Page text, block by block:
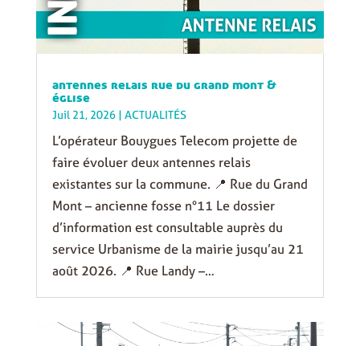
antennes relais rue du grand mont &
église
Juil 21, 2026| ACTUALITÉS
L’opérateur Bouygues Telecom projette de
faire évoluer deux antennes relais
existantes sur la commune. 📍 Rue du Grand
Mont – ancienne fosse n°11 Le dossier
d’information est consultable auprès du
service Urbanisme de la mairie jusqu’au 21
août 2026. 📍 Rue Landy –…